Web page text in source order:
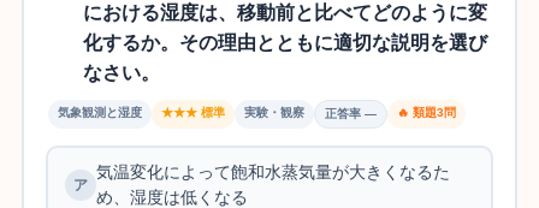
における湿度は、移動前と比べてどのように変
化するか。その理由とともに適切な説明を選び
なさい。
気象観測と湿度 ★★★ 標準 実験・観察 正答率 — 🔥 類題3問
気温変化によって飽和水蒸気量が大きくなるた
め、湿度は低くなる